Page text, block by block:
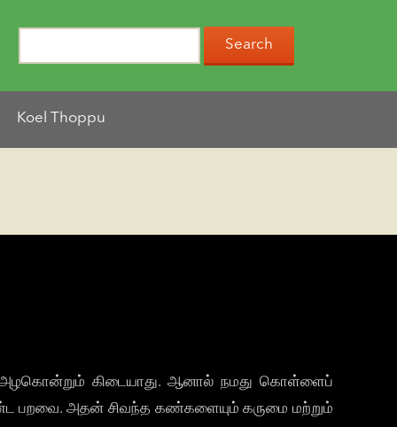
Koel Thoppu
அழகொன்றும் கிடையாது. ஆனால் நமது கொள்ளைப்
பறவை. அதன் சிவந்த கண்களையும் கருமை மற்றும்